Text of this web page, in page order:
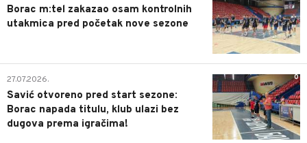
Borac m:tel zakazao osam kontrolnih
utakmica pred početak nove sezone
0
27.07.2026.
Savić otvoreno pred start sezone:
Borac napada titulu, klub ulazi bez
dugova prema igračima!